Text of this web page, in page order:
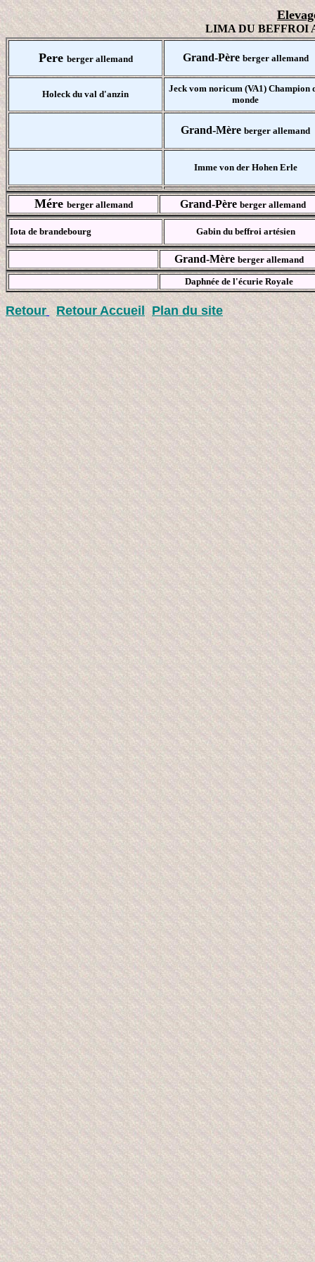
E
LIMA DU BEFFROI
Pere berger allemand Grand-Père berger allemand
Holeck du val d'anzin
Jeck vom noricum (VA1) Champion
monde
Grand-Mère berger allemand
Imme von der Hohen Erle
Mére berger allemand Grand-Père berger allemand
Iota de brandebourg Gabin du beffroi artésien
Grand-Mère berger allemand
Daphnée de l'écurie Royale
Retour Retour Accueil Plan du site